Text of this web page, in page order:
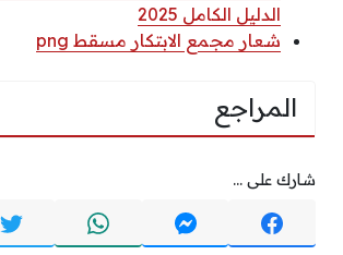
الدليل الكامل 2025
شعار مجمع الابتكار مسقط png
المراجع
شارك على ...